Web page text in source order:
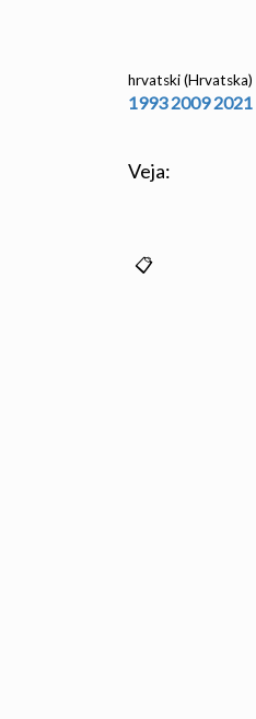
hrvatski (Hrvatska)
1993 2009 2021
Veja: